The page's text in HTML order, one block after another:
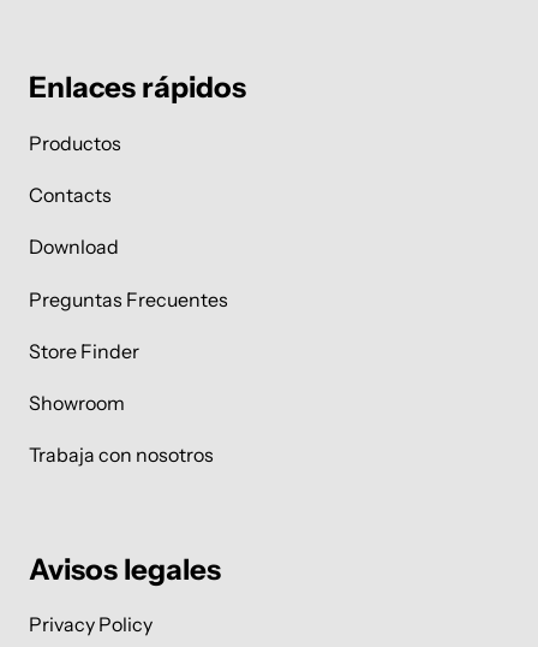
Enlaces rápidos
Productos
Contacts
Download
Preguntas Frecuentes
Store Finder
Showroom
Trabaja con nosotros
Avisos legales
Privacy Policy